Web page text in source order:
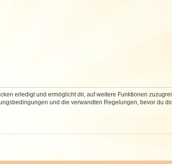
erledigt und ermöglicht dir, auf weitere Funktionen
und die verwandten Regelungen, bevor du